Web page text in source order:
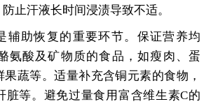
止汗液长时间浸渍导致不适。
辅助恢复的重要环节。保证营养均
氨酸及矿物质的食品，如瘦肉、蛋
蔬等。适量补充含铜元素的食物，
脏等。避免过量食用富含维生素C的